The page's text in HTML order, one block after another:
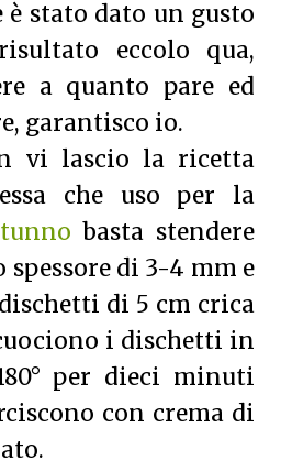
stato dato un gusto
eccolo qua,
a quanto pare ed
garantisco io.
vi lascio la ricetta
che uso per la
basta stendere
spessore di 3-4 mm e
di 5 cm crica
i dischetti in
per dieci minuti
con crema di